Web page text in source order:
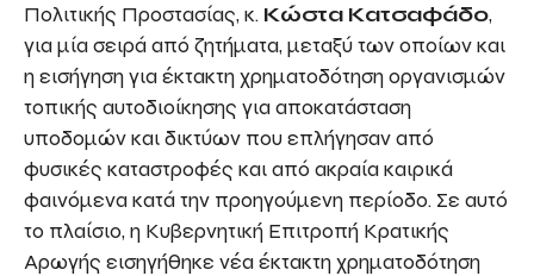
Πολιτικής Προστασίας, κ. Κώστα Κατσαφάδο,
για μία σειρά από ζητήματα, μεταξύ των οποίων και
η εισήγηση για έκτακτη χρηματοδότηση οργανισμών
τοπικής αυτοδιοίκησης για αποκατάσταση
υποδομών και δικτύων που επλήγησαν από
φυσικές καταστροφές και από ακραία καιρικά
φαινόμενα κατά την προηγούμενη περίοδο. Σε αυτό
το πλαίσιο, η Κυβερνητική Επιτροπή Κρατικής
Αρωγής εισηγήθηκε νέα έκτακτη χρηματοδότηση